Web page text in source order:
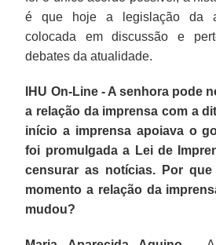
é que hoje a legislação da
colocada em discussão e
debates da atualidade.
IHU On-Line - A senhora pode
a relação da imprensa com a
início a imprensa apoiava o
foi promulgada a Lei de
censurar as notícias. Por
momento a relação da
mudou?